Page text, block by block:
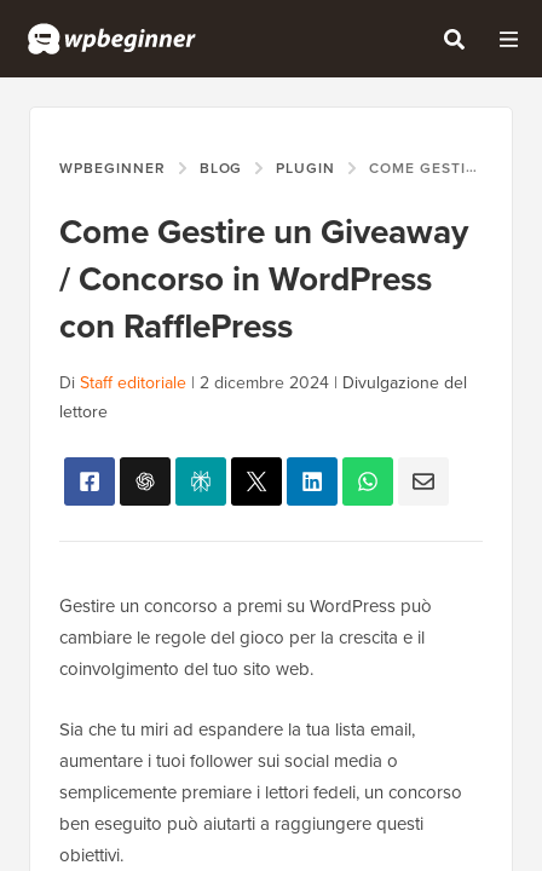
WPBEGINNER BLOG PLUGIN COME GESTIRE UN GIVEAWAY / CONCORSO IN WORDPRESS CON RAFFLEPRESS
Come Gestire un Giveaway
/ Concorso in WordPress
con RafflePress
DiStaff editoriale | 2 dicembre 2024 | Divulgazione del
lettore
Gestire un concorso a premi su WordPress può
cambiare le regole del gioco per la crescita e il
coinvolgimento del tuo sito web.
Sia che tu miri ad espandere la tua lista email,
aumentare i tuoi follower sui social media o
semplicemente premiare i lettori fedeli, un concorso
ben eseguito può aiutarti a raggiungere questi
obiettivi.